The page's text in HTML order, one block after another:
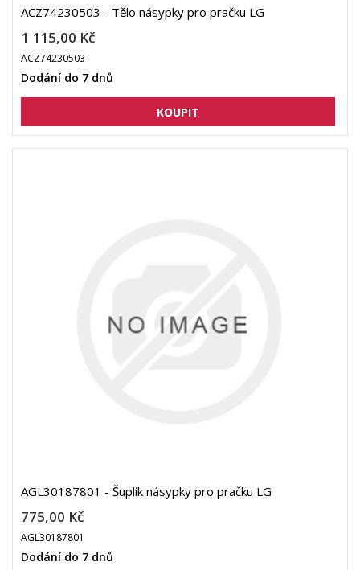
ACZ74230503 - Tělo násypky pro pračku LG
1 115,00 Kč
ACZ74230503
Dodání do 7 dnů
AGL30187801 - Šuplík násypky pro pračku LG
775,00 Kč
AGL30187801
Dodání do 7 dnů